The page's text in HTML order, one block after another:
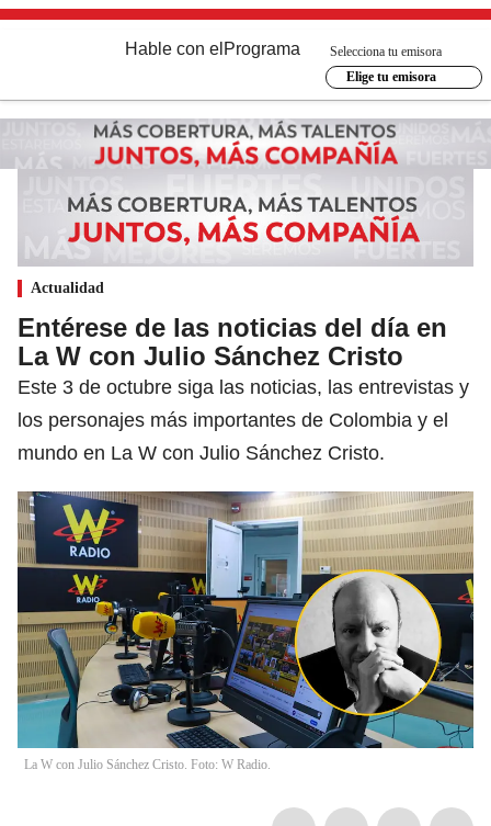
Hable con el Programa
Selecciona tu emisora
Elige tu emisora
Actualidad
Entérese de las noticias del día en
La W con Julio Sánchez Cristo
Este 3 de octubre siga las noticias, las entrevistas y
los personajes más importantes de Colombia y el
mundo en La W con Julio Sánchez Cristo.
La W con Julio Sánchez Cristo. Foto: W Radio.